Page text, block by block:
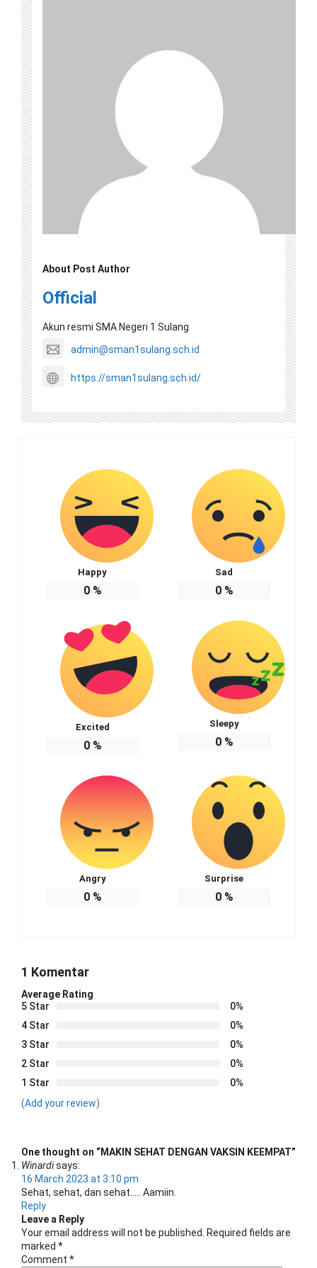
About Post Author
Official
Akun resmi SMA Negeri 1 Sulang
admin@sman1sulang.sch.id
https://sman1sulang.sch.id/
Happy
0%
Sad
0%
Excited
0%
Sleepy
0%
Angry
0%
Surprise
0%
1 Komentar
Average Rating
5 Star
0%
4 Star
0%
3 Star
0%
2 Star
0%
1 Star
0%
(Add your review)
One thought on “MAKIN SEHAT DENGAN VAKSIN KEEMPAT”
Winardisays:
16 March 2023 at 3:10 pm
Sehat, sehat, dan sehat….. Aamiin.
Reply
Leave a Reply
Your email address will not be published. Required fields are
marked *
Comment *